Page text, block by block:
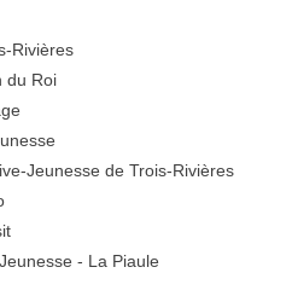
Rivières
du Roi
Jeunesse de Trois-Rivières
- La Piaule